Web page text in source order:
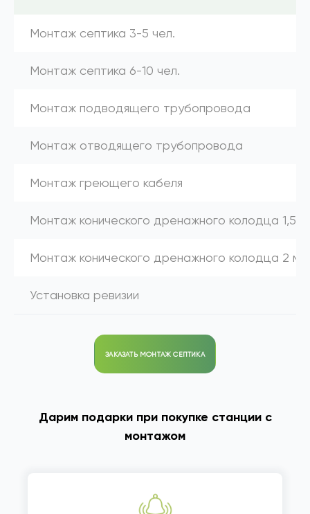
Монтаж септика 3-5 чел.
Монтаж септика 6-10 чел.
Монтаж подводящего трубопровода
Монтаж отводящего трубопровода
Монтаж греющего кабеля
Монтаж конического дренажного колодца 1,5 м
Монтаж конического дренажного колодца 2 м
Установка ревизии
ЗАКАЗАТЬ МОНТАЖ СЕПТИКА
Дарим подарки при покупке станции с
монтажом